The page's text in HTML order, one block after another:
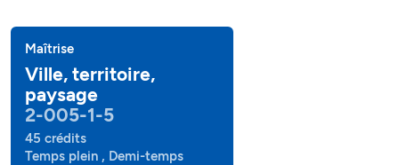
Maîtrise
Ville, territoire,
paysage
2-005-1-5
45 crédits
Temps plein , Demi-temps